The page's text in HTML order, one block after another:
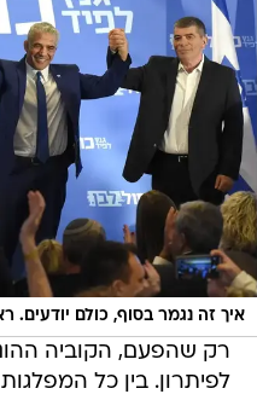
איך זה נגמר בסוף, כולם יודעים. ראשי
רק שהפעם, הקוביה
לפיתרון. בין כל